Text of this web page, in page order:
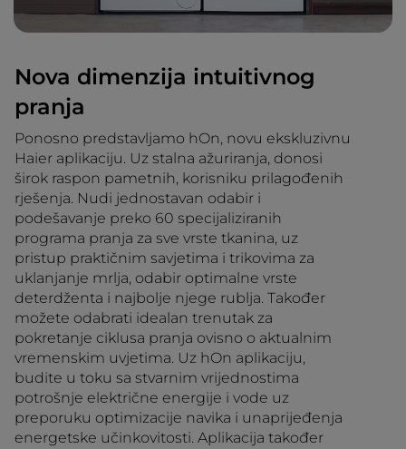
Nova dimenzija intuitivnog
pranja
Ponosno predstavljamo hOn, novu ekskluzivnu
Haier aplikaciju. Uz stalna ažuriranja, donosi
širok raspon pametnih, korisniku prilagođenih
rješenja. Nudi jednostavan odabir i
podešavanje preko 60 specijaliziranih
programa pranja za sve vrste tkanina, uz
pristup praktičnim savjetima i trikovima za
uklanjanje mrlja, odabir optimalne vrste
deterdženta i najbolje njege rublja. Također
možete odabrati idealan trenutak za
pokretanje ciklusa pranja ovisno o aktualnim
vremenskim uvjetima. Uz hOn aplikaciju,
budite u toku sa stvarnim vrijednostima
potrošnje električne energije i vode uz
preporuku optimizacije navika i unaprijeđenja
energetske učinkovitosti. Aplikacija također